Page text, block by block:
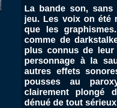
La bande son,
jeu. Les voix on été
que les
comme de
plus connus de
personnage à la
autres effets
pousses au
clairement plongé
dénué de tout